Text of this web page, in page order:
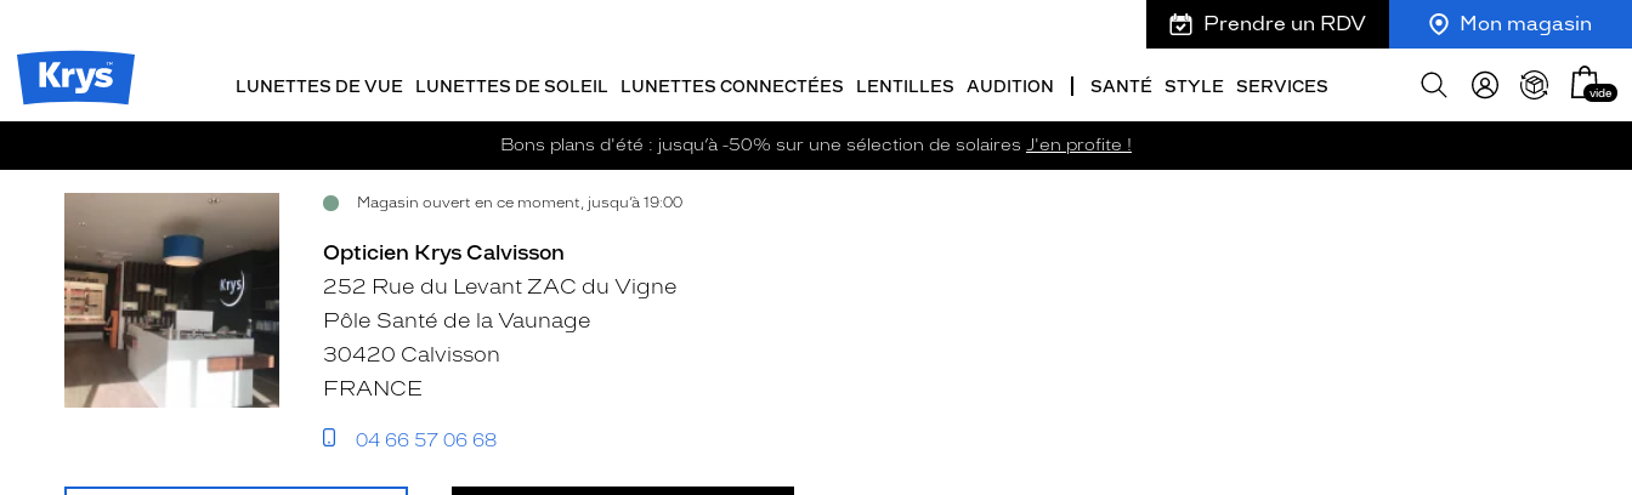
Opticien
Krys
Prendre un RDV Mon magasin
LUNETTES DE VUE LUNETTES DE SOLEIL LUNETTES CONNECTÉES LENTILLES AUDITION SANTÉ STYLE SERVICES
Afficher
Mon
panier
vide
Bons plans d'été : jusqu’à -50% sur une sélection de solaires J'en profite !
La
confiance
vous
bien
Magasin ouvert en ce moment, jusqu’à 19:00
fiche
Opticien Krys Calvisson
252 Rue du Levant ZAC du Vigne
Pôle Santé de la Vaunage
30420 Calvisson
FRANCE
04 66 57 06 68
fiche